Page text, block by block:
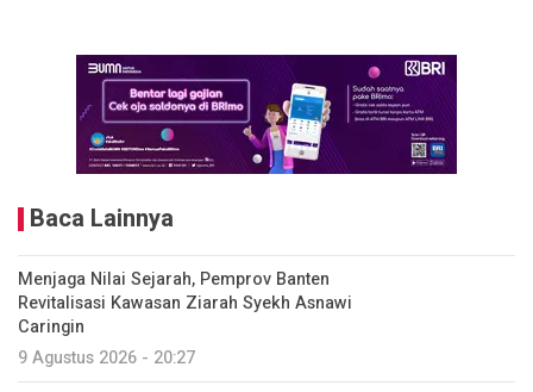
Baca Lainnya
Menjaga Nilai Sejarah, Pemprov Banten
Revitalisasi Kawasan Ziarah Syekh Asnawi
Caringin
9 Agustus 2026 - 20:27